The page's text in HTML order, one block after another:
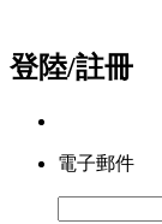
登陸/註冊
電子郵件